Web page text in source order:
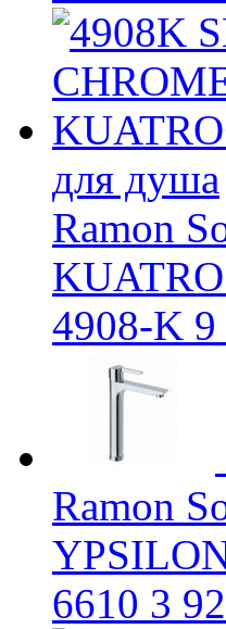
для душа
Ramon
4908-K 9
Ramon
6610 3